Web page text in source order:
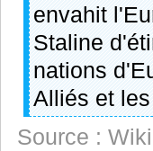
envahit
Staline
nations
Alliés et
Source :